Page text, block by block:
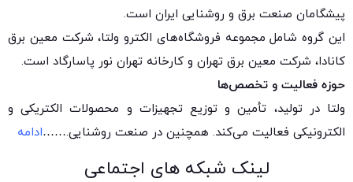
پیشگامان صنعت برق و روشنایی ایران است.
این گروه شامل مجموعه فروشگاه‌های الکترو ولتا، شرکت معین برق
کانادا، شرکت معین برق تهران و کارخانه تهران نور پاسارگاد است.
حوزه فعالیت و تخصص‌ها
ولتا در تولید، تأمین و توزیع تجهیزات و محصولات الکتریکی و
الکترونیکی فعالیت می‌کند. همچنین در صنعت روشنایی.……ادامه
لینک شبکه های اجتماعی